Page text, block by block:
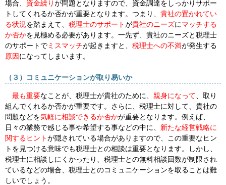
場合、 資金繰りが問題となりますので、資金調達をしっかりサポー
トしてくれるか否かが重要となります。つまり、 貴社の置かれてい
る状況を踏まえて、 税理士のサポートが貴社のニーズにマッチする
か否かを見極める必要があります。一先ず、貴社のニーズと税理士
のサポートでミスマッチが起きますと、 税理士への不満が発生する
原因になってしまいます。
（３）コミュニケーションが取り易いか
最も重要なことが、税理士が貴社のために、 親身になって 、取り
組んでくれるか否かが重要です。さらに、税理士に対して、貴社の
問題などを気軽に相談できるか否かが重要となります。例えば、
日々の業務で感じる事や希望する事などの中に、 新たな経営戦略に
関するヒントが隠されている場合がありますので、この重要なヒン
トを見つける意味でも税理士との相談は重要となります。しかし、
税理士に相談しにくかったり、税理士との無料相談回数が制限され
ているなどの場合、税理士とのコミュニケーションを取ることは難
しいでしょう。